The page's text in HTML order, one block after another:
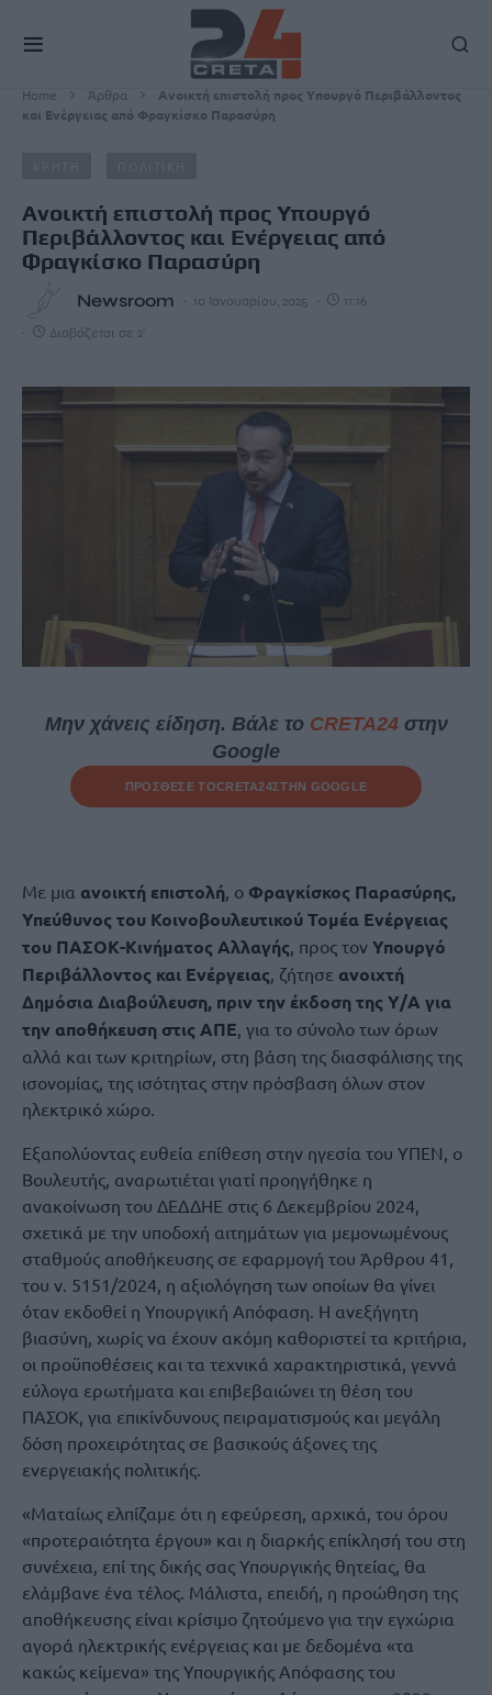
Home Άρθρα
Ανοικτή επιστολή προς Υπουργό Περιβάλλοντος
και Ενέργειας από Φραγκίσκο Παρασύρη
Ανοικτή επιστολή προς Υπουργό
Περιβάλλοντος και Ενέργειας από
Φραγκίσκο Παρασύρη
Newsroom 10 Ιανουαρίου, 2025 11:16
Διαβάζεται σε 2'
Μην χάνεις είδηση. Βάλε το CRETA24στην
Google
ΠΡΟΣΘΕΣΕ ΤΟCRETA24ΣΤΗΝ GOOGLE
Mε μια ανοικτή επιστολή, ο Φραγκίσκος Παρασύρης,
Υπεύθυνος του Κοινοβουλευτικού Τομέα Ενέργειας
του ΠΑΣΟΚ-Κινήματος Αλλαγής, προς τον Υπουργό
Περιβάλλοντος και Ενέργειας, ζήτησε ανοιχτή
Δημόσια Διαβούλευση, πριν την έκδοση της Υ/Α για
την αποθήκευση στις ΑΠΕ, για το σύνολο των όρων
αλλά και των κριτηρίων, στη βάση της διασφάλισης της
ισονομίας, της ισότητας στην πρόσβαση όλων στον
ηλεκτρικό χώρο.
Εξαπολύοντας ευθεία επίθεση στην ηγεσία του ΥΠΕΝ, ο
Βουλευτής, αναρωτιέται γιατί προηγήθηκε η
ανακοίνωση του ΔΕΔΔΗΕ στις 6 Δεκεμβρίου 2024,
σχετικά με την υποδοχή αιτημάτων για μεμονωμένους
σταθμούς αποθήκευσης σε εφαρμογή του Άρθρου 41,
του ν. 5151/2024, η αξιολόγηση των οποίων θα γίνει
όταν εκδοθεί η Υπουργική Απόφαση. Η ανεξήγητη
βιασύνη, χωρίς να έχουν ακόμη καθοριστεί τα κριτήρια,
οι προϋποθέσεις και τα τεχνικά χαρακτηριστικά, γεννά
εύλογα ερωτήματα και επιβεβαιώνει τη θέση του
ΠΑΣΟΚ, για επικίνδυνους πειραματισμούς και μεγάλη
δόση προχειρότητας σε βασικούς άξονες της
ενεργειακής πολιτικής.
«Ματαίως ελπίζαμε ότι η εφεύρεση, αρχικά, του όρου
«προτεραιότητα έργου» και η διαρκής επίκλησή του στη
συνέχεια, επί της δικής σας Υπουργικής θητείας, θα
ελάμβανε ένα τέλος. Μάλιστα, επειδή, η προώθηση της
αποθήκευσης είναι κρίσιμο ζητούμενο για την εγχώρια
αγορά ηλεκτρικής ενέργειας και με δεδομένα «τα
κακώς κείμενα» της Υπουργικής Απόφασης του